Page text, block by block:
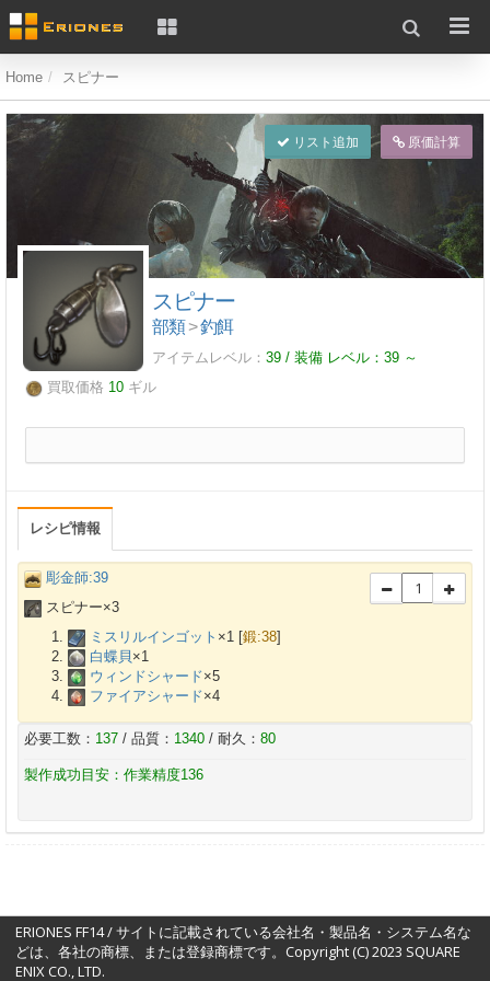
Home スピナー
リスト追加 原価計算
スピナー
部類>釣餌
アイテムレベル： 39 / 装備 レベル： 39 ～
買取価格 10 ギル
レシピ情報
彫金師:39
スピナー×3
ミスリルインゴット ×1 [鍛:38]
白蝶貝 ×1
ウィンドシャード×5
ファイアシャード×4
必要工数： 137 / 品質： 1340 / 耐久： 80
製作成功目安：作業精度136
ERIONES FF14 / サイトに記載されている会社名・製品名・システム名な
どは、各社の商標、または登録商標です。Copyright (C) 2023 SQUARE
ENIX CO., LTD.